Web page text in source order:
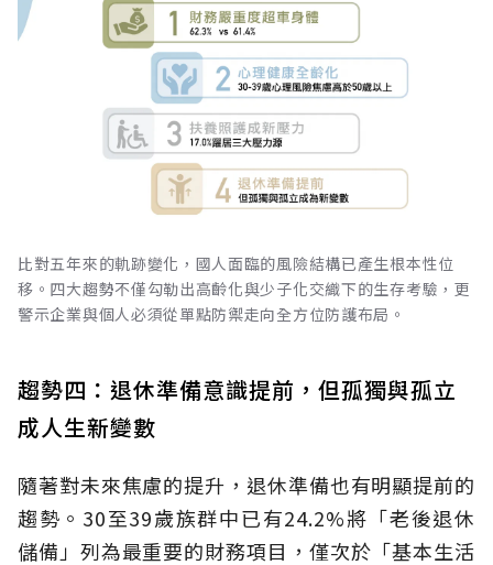
比對五年來的軌跡變化，國人面臨的風險結構已產生根本性位
移。四大趨勢不僅勾勒出高齡化與少子化交織下的生存考驗，更
警示企業與個人必須從單點防禦走向全方位防護布局。
趨勢四：退休準備意識提前，但孤獨與孤立
成人生新變數
隨著對未來焦慮的提升，退休準備也有明顯提前的
趨勢。30至39歲族群中已有24.2%將「老後退休
儲備」列為最重要的財務項目，僅次於「基本生活